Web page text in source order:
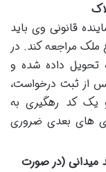
قانونی وی باید
ملک مراجعه کند. در
تحویل داده شده و
از ثبت درخواست،
یک کد رهگیری به
های بعدی ضروری
میدانی (در صورت